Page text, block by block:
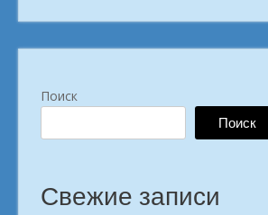
Поиск
Поиск
Свежие записи